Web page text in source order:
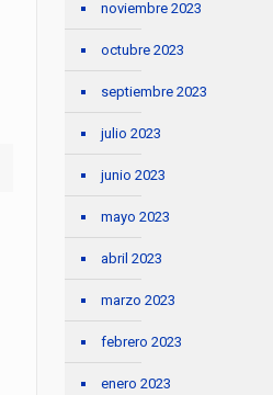
noviembre 2023
octubre 2023
septiembre 2023
julio 2023
junio 2023
mayo 2023
abril 2023
marzo 2023
febrero 2023
enero 2023